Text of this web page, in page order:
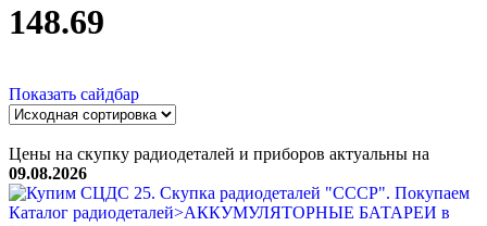
148.69
Показать сайдбар
Цены на скупку радиодеталей и приборов актуальны на
09.08.2026